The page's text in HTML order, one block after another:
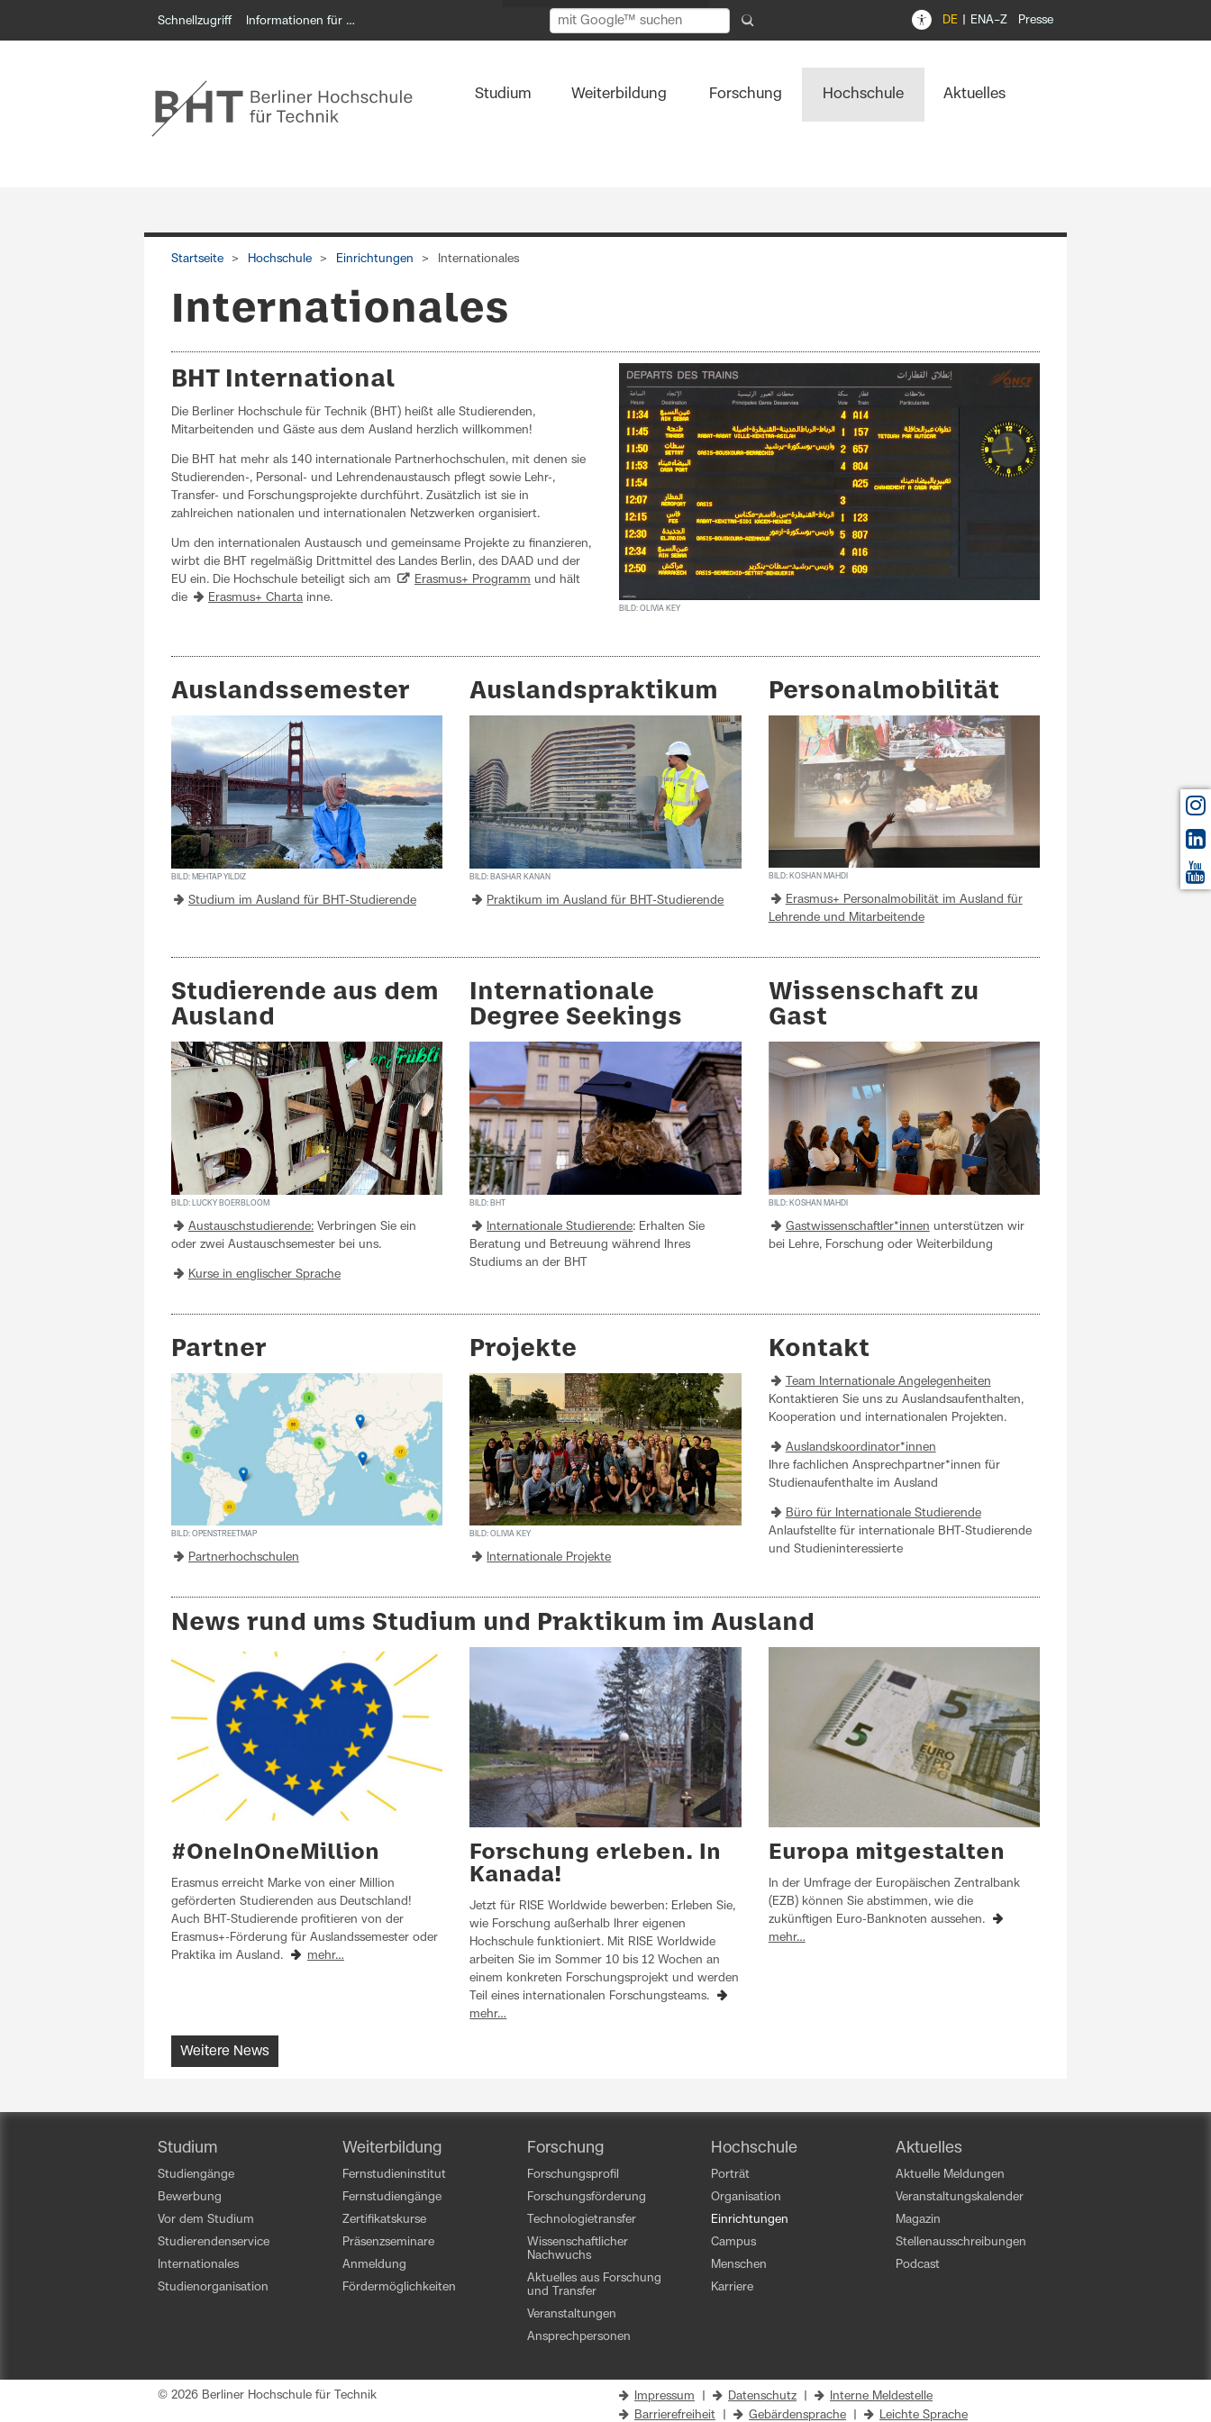
Schnellzugriff Informationen für … A–Z Presse
DE EN
Studium Weiterbildung Forschung Hochschule Aktuelles
Startseite Hochschule Einrichtungen Internationales
Internationales
BHT International
Die Berliner Hochschule für Technik (BHT) heißt alle Studierenden,
Mitarbeitenden und Gäste aus dem Ausland herzlich willkommen!
Die BHT hat mehr als 140 internationale Partnerhochschulen, mit denen sie
Studierenden-, Personal- und Lehrendenaustausch pflegt sowie Lehr-,
Transfer- und Forschungsprojekte durchführt. Zusätzlich ist sie in
zahlreichen nationalen und internationalen Netzwerken organisiert.
Um den internationalen Austausch und gemeinsame Projekte zu finanzieren,
wirbt die BHT regelmäßig Drittmittel des Landes Berlin, des DAAD und der
EU ein. Die Hochschule beteiligt sich am
Erasmus+ Programm und hält
die
Erasmus+ Charta inne.
BILD: OLIVIA KEY
Auslandssemester
BILD: MEHTAP YILDIZ
Studium im Ausland für BHT-Studierende
Auslandspraktikum
BILD: BASHAR KANAN
Praktikum im Ausland für BHT-Studierende
Personalmobilität
BILD: KOSHAN MAHDI
Erasmus+ Personalmobilität im Ausland für
Lehrende und Mitarbeitende
Studierende aus dem
Ausland
BILD: LUCKY BOERBLOOM
Austauschstudierende: Verbringen Sie ein
oder zwei Austauschsemester bei uns.
Kurse in englischer Sprache
Internationale
Degree Seekings
BILD: BHT
Internationale Studierende: Erhalten Sie
Beratung und Betreuung während Ihres
Studiums an der BHT
Wissenschaft zu
Gast
BILD: KOSHAN MAHDI
Gastwissenschaftler*innen unterstützen wir
bei Lehre, Forschung oder Weiterbildung
Partner
BILD: OPENSTREETMAP
Partnerhochschulen
Projekte
BILD: OLIVIA KEY
Internationale Projekte​​​​​​
Kontakt
Team Internationale Angelegenheiten
Kontaktieren Sie uns zu Auslandsaufenthalten,
Kooperation und internationalen Projekten.
Auslandskoordinator*innen
Ihre fachlichen Ansprechpartner*innen für
Studienaufenthalte im Ausland
Büro für Internationale Studierende
Anlaufstellte für internationale BHT-Studierende
und Studieninteressierte
News rund ums Studium und Praktikum im Ausland
#OneInOneMillion
Erasmus erreicht Marke von einer Million
geförderten Studierenden aus Deutschland!
Auch BHT-Studierende profitieren von der
Erasmus+-Förderung für Auslandssemester oder
Praktika im Ausland.
mehr…
Forschung erleben. In
Kanada!
Jetzt für RISE Worldwide bewerben: Erleben Sie,
wie Forschung außerhalb Ihrer eigenen
Hochschule funktioniert. Mit RISE Worldwide
arbeiten Sie im Sommer 10 bis 12 Wochen an
einem konkreten Forschungsprojekt und werden
Teil eines internationalen Forschungsteams.
mehr…
Europa mitgestalten
In der Umfrage der Europäischen Zentralbank
(EZB) können Sie abstimmen, wie die
zukünftigen Euro-Banknoten aussehen.
mehr…
Weitere News
Studium
Studiengänge
Bewerbung
Vor dem Studium
Studierendenservice
Internationales
Studienorganisation
Weiterbildung
Fernstudieninstitut
Fernstudiengänge
Zertifikatskurse
Präsenzseminare
Anmeldung
Fördermöglichkeiten
Forschung
Forschungsprofil
Forschungsförderung
Technologietransfer
Wissenschaftlicher
Nachwuchs
Aktuelles aus Forschung
und Transfer
Veranstaltungen
Ansprechpersonen
Hochschule
Porträt
Organisation
Einrichtungen
Campus
Menschen
Karriere
Aktuelles
Aktuelle Meldungen
Veranstaltungskalender
Magazin
Stellenausschreibungen
Podcast
© 2026 Berliner Hochschule für Technik Impressum Datenschutz
Interne Meldestelle
Barrierefreiheit
Gebärdensprache Leichte Sprache